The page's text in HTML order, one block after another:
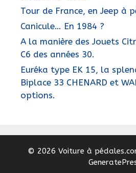
Tour de France, en Jeep à
Canicule… En 1984 ?
A la manière des Jouets
C6 des années 30.
Euréka type EK 15, la
Biplace 33 CHENARD et
options.
© 2026 Voiture à